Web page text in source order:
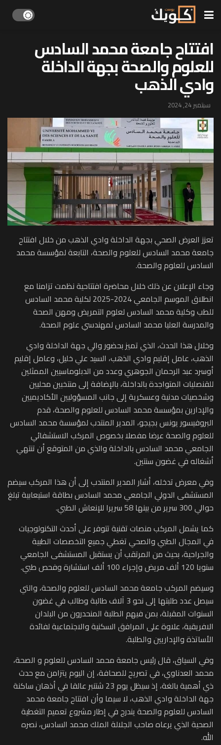
افتتاح جامعة محمد السادس
للعلوم والصحة بجهة الداخلة
وادي الذهب
سبتمبر 24, 2024
تعزز العرض الصحي بجهة الداخلة وادي الذهب من خلال افتتاح
جامعة محمد السادس للعلوم والصحة، التابعة لمؤسسة محمد
السادس للعلوم والصحة.
وجاء الإعلان عن ذلك خلال محاضرة افتتاحية نظمت تزامنا مع
انطلاق الموسم الجامعي 2024-2025 لكلية محمد السادس
للطب وكلية محمد السادس لعلوم التمريض ومهن الصحة
والمدرسة العليا محمد السادس لمهندسي علوم الصحة.
وخلال هذا الحدث، الذي تميز بحضور والي جهة الداخلة وادي
الذهب، عامل إقليم وادي الذهب، السيد علي خليل، وعامل إقليم
أوسرد عبد الرحمان الجوهري وعدد من الدبلوماسيين الممثلين
للقنصليات المتواجدة بالداخلة، بالإضافة إلى منتخبين محليين
وشخصيات مدنية وعسكرية إلى جانب المسؤوليين الأكاديميين
والإدارين بمؤسسة محمد السادس للعلوم والصحة، قدم
البروفيسور يونس بجيجو، المدير المنتدب لمؤسسة محمد السادس
للعلوم والصحة عرضا مفصلا بخصوص المركب الاستشفائي
الجامعي محمد السادس بالداخلة والذي من المتوقع أن تنتهي
أشغاله في غضون سنتين.
وفي معرض تدخله، أشار المدير المنتدب إلى أن هذا المركب سيضم
المستشفى الدولي الجامعي محمد السادس بطاقة استيعابية تبلغ
حوالي 300 سرير من بينها 58 سريرا للإنعاش الطبي.
كما يشمل المركب منصات تقنية تتوفر على أحدث التكنولوجيات
في المجال الطبي والصحي تغطي جميع التخصصات الطبية
والجراحية، بحيث من المرتقب أن يستقبل المستشفى الجامعي
سنويا 120 ألف مريض وإجراء 100 ألف استشارة وفحص طبي.
وسيضم المركب جامعة محمد السادس للعلوم والصحة، والتي
سيصل عدد طلبتها إلى نحو 3 آلاف طالبة وطالب في غضون
السنوات المقبلة، بمن فيهم الطلبة المنحدرون من البلدان
الافريقية، علاوة على المرافق السكنية والاجتماعية لفائدة
الأساتذة والإداريين والطلبة.
وفي السياق، قال رئيس جامعة محمد السادس للعلوم و الصحة،
محمد العدناوي، في تصريح للصحافة، إن اليوم يتزامن مع حدث
ذي أهمية بالغة، إذ سيظل يوم 23 شتنبر عالقا في أذهان ساكنة
جهة الداخلة وادي الذهب، لا سيما وأن افتتاح جامعة محمد
السادس للعلوم والصحة يندرج في إطار مشروع تعميم التغطية
الصحية الذي يرعاه صاحب الجلالة الملك محمد السادس، نصره
الله.